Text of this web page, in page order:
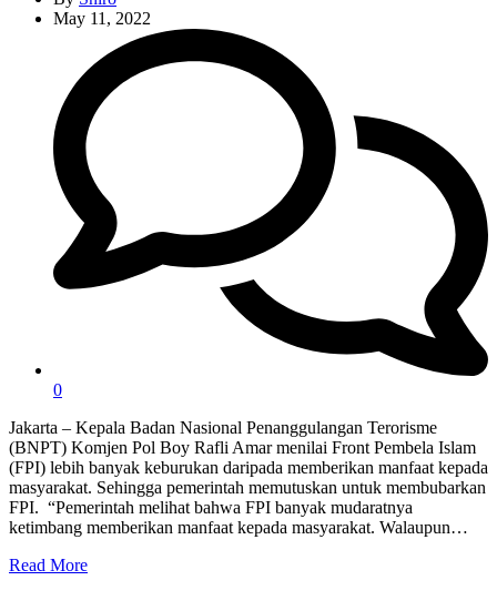
May 11, 2022
0
Jakarta – Kepala Badan Nasional Penanggulangan Terorisme
(BNPT) Komjen Pol Boy Rafli Amar menilai Front Pembela Islam
(FPI) lebih banyak keburukan daripada memberikan manfaat kepada
masyarakat. Sehingga pemerintah memutuskan untuk membubarkan
FPI. “Pemerintah melihat bahwa FPI banyak mudaratnya
ketimbang memberikan manfaat kepada masyarakat. Walaupun…
Read More